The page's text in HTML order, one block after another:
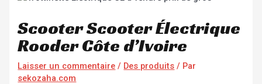
Scooter Scooter Électrique
Rooder Côte d’Ivoire
Laisser un commentaire / Des produits / Par
sekozaha.com